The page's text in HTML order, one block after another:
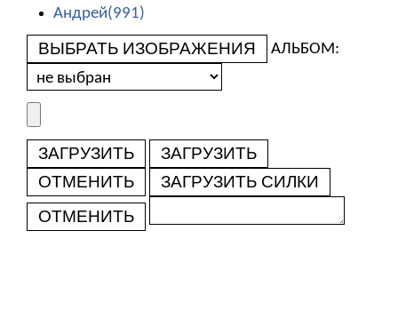
Андрей(991)
ВЫБРАТЬ ИЗОБРАЖЕНИЯ АЛЬБОМ:
ЗАГРУЗИТЬ
ЗАГРУЗИТЬ
ОТМЕНИТЬ
ЗАГРУЗИТЬ СИЛКИ
ОТМЕНИТЬ